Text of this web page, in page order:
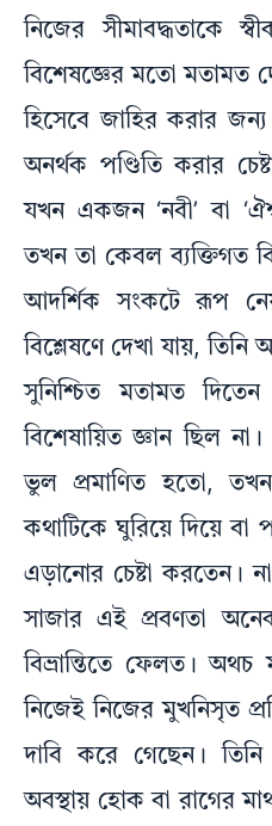
নিজের সীমাবদ্ধতাকে
বিশেষজ্ঞের মতো মতামত
হিসেবে জাহির করার
অনর্থক পণ্ডিতি করার
যখন একজন ‘নবী’ বা
তখন তা কেবল ব্যক্তিগত
আদর্শিক সংকটে রূপ
বিশ্লেষণে দেখা যায়,
সুনিশ্চিত মতামত
বিশেষায়িত জ্ঞান ছিল
ভুল প্রমাণিত হতো,
কথাটিকে ঘুরিয়ে দিয়ে বা
এড়ানোর চেষ্টা করতেন।
সাজার এই প্রবণতা
বিভ্রান্তিতে ফেলত।
নিজেই নিজের মুখনিসৃত
দাবি করে গেছেন।
অবস্থায় হোক বা রাগের